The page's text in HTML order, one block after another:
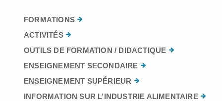
FORMATIONS
ACTIVITÉS
OUTILS DE FORMATION / DIDACTIQUE
ENSEIGNEMENT SECONDAIRE
ENSEIGNEMENT SUPÉRIEUR
INFORMATION SUR L’INDUSTRIE ALIMENTAIRE